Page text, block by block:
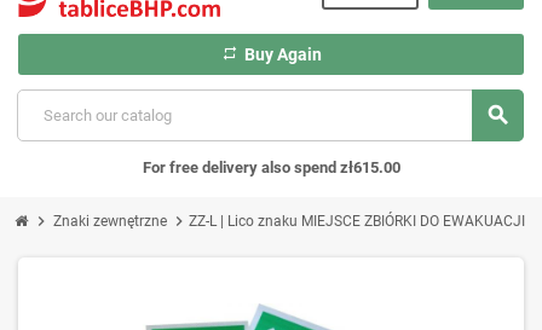
search
repeat Buy Again
For free delivery also spend zł615.00
chevron_right Znaki zewnętrzne chevron_right ZZ-L | Lico znaku MIEJSCE ZBIÓRKI DO EWAKUACJI